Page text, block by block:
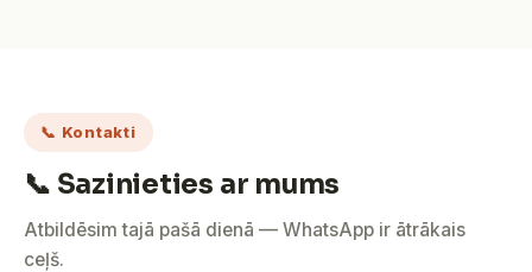
📞 Kontakti
📞 Sazinieties ar mums
Atbildēsim tajā pašā dienā — WhatsApp ir ātrākais
ceļš.